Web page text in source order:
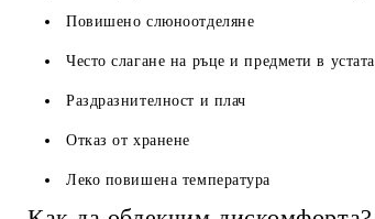
Повишено слюноотделяне
Често слагане на ръце и предмети в устата
Раздразнителност и плач
Отказ от хранене
Леко повишена температура